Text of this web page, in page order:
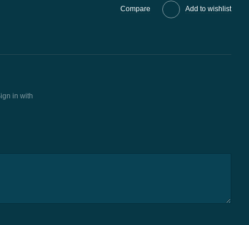
Compare Add to wishlist
in with